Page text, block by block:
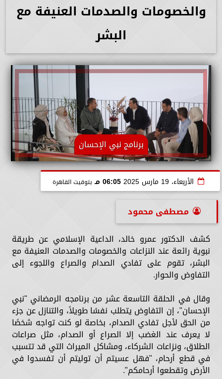
والخصومات والصدمات العنيفة مع
البشر
برنامج نبي الإحسان
الأربعاء، 19 مارس 2025 06:05 مـ بتوقيت القاهرة
مصطفى محمود
كشف الدكتور عمرو خالد، الداعية الإسلامي عن طريقة
نبوية رائعة عند النزاعات والخصومات والصدمات العنيفة مع
البشر، تقوم على تفادي الصدام والصراع واللجوء إلى
التفاوض والحوار.
وقال في الحلقة التاسعة عشر من برنامجه الرمضاني "نبي
الإحسان"، إن التفاوض يتطلب نفسًا طويلاً، والتنازل عن جزء
من الحق لأجل تفادي الصدام، بخاصة لو كنت تواجه شخصًا
لا يعرف عند الغضب إلا الصراع أو الصدام، مثل صراعات
الطلاق، ونزاعات الشركاء، ومشاكل الميراث التي قد تتسبب
في قطع أرحام، "فهل عسيتم أن توليتم أن تفسدوا في
الأرض وتقطعوا أرحامكم".